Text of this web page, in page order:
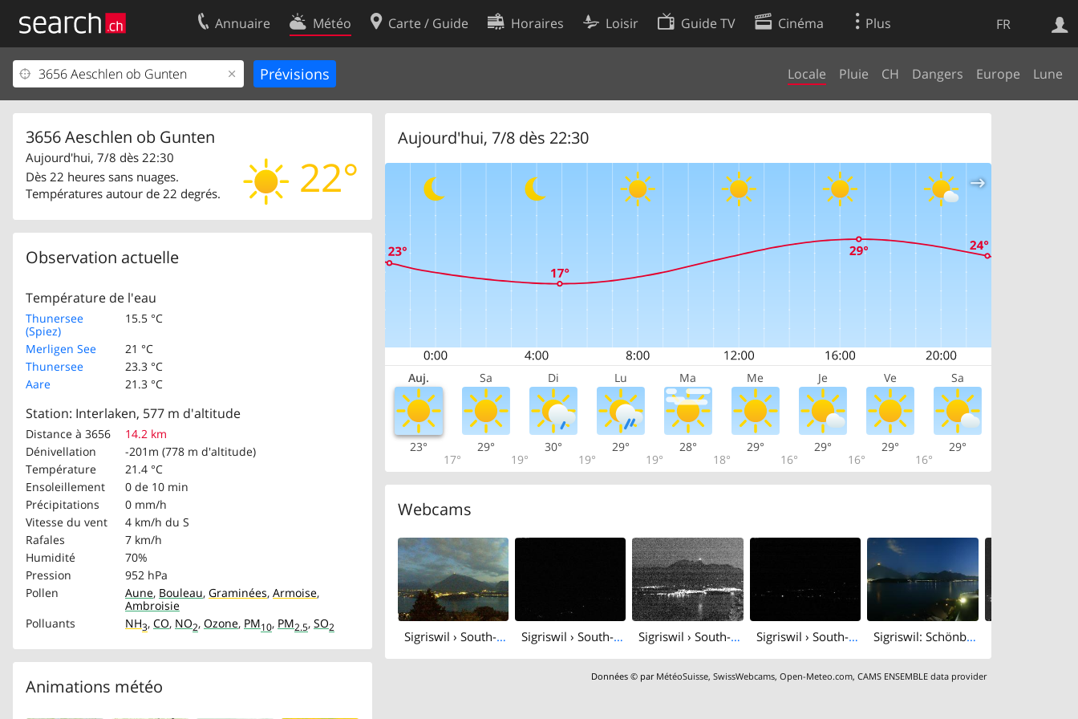
FR
Annuaire Météo Carte / Guide Horaires Loisir Guide TV Cinéma Plus
Locale Pluie CH Dangers Europe Lune
3656 Aeschlen ob Gunten
22°
Aujourd'hui, 7/8 dès 22:30
Dès 22 heures sans nuages.
Températures autour de 22 degrés.
Observation actuelle
Température de l'eau
Thunersee
(Spiez)
15.5 °C
Merligen See
21 °C
Thunersee
23.3 °C
Aare
21.3 °C
Station: Interlaken, 577 m d'altitude
Distance à 3656
14.2 km
Dénivellation
-201m (778 m d'altitude)
Température
21.4 °C
Ensoleillement
0 de 10 min
Précipitations
0 mm/h
Vitesse du vent
4 km/h du S
Rafales
7 km/h
Humidité
70%
Pression
952 hPa
Pollen
Aune, Bouleau, Graminées, Armoise,
Ambroisie
Polluants
NH3, CO, NO2, Ozone, PM10, PM2.5, SO2
Animations météo
Aujourd'hui, 7/8 dès 22:30
Auj. Sa Di Lu Ma Me Je Ve Sa
23°
17°
29°
19°
30°
19°
29°
19°
28°
18°
29°
16°
29°
16°
29°
16°
29°
Webcams
Sigriswil › South-west Sigriswil › South-east: Chalet swisspanoramicview Sigriswil › South-west Sigriswil › South-east Sigriswil: Schönberg Klinik
Données © par MétéoSuisse,SwissWebcams,Open-Meteo.com,CAMS ENSEMBLE data provider
Web
Votre inscription
Centre clients
Mentions Légales
Contact
Conditions d’utilisation
Préférences de cookies